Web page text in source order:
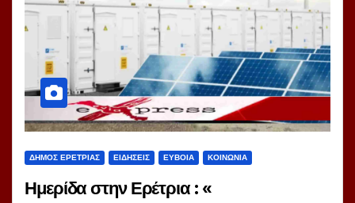
ΔΗΜΟΣ ΕΡΕΤΡΙΑΣ ΕΙΔΗΣΕΙΣ ΕΥΒΟΙΑ ΚΟΙΝΩΝΙΑ
Ημερίδα στην Ερέτρια : «